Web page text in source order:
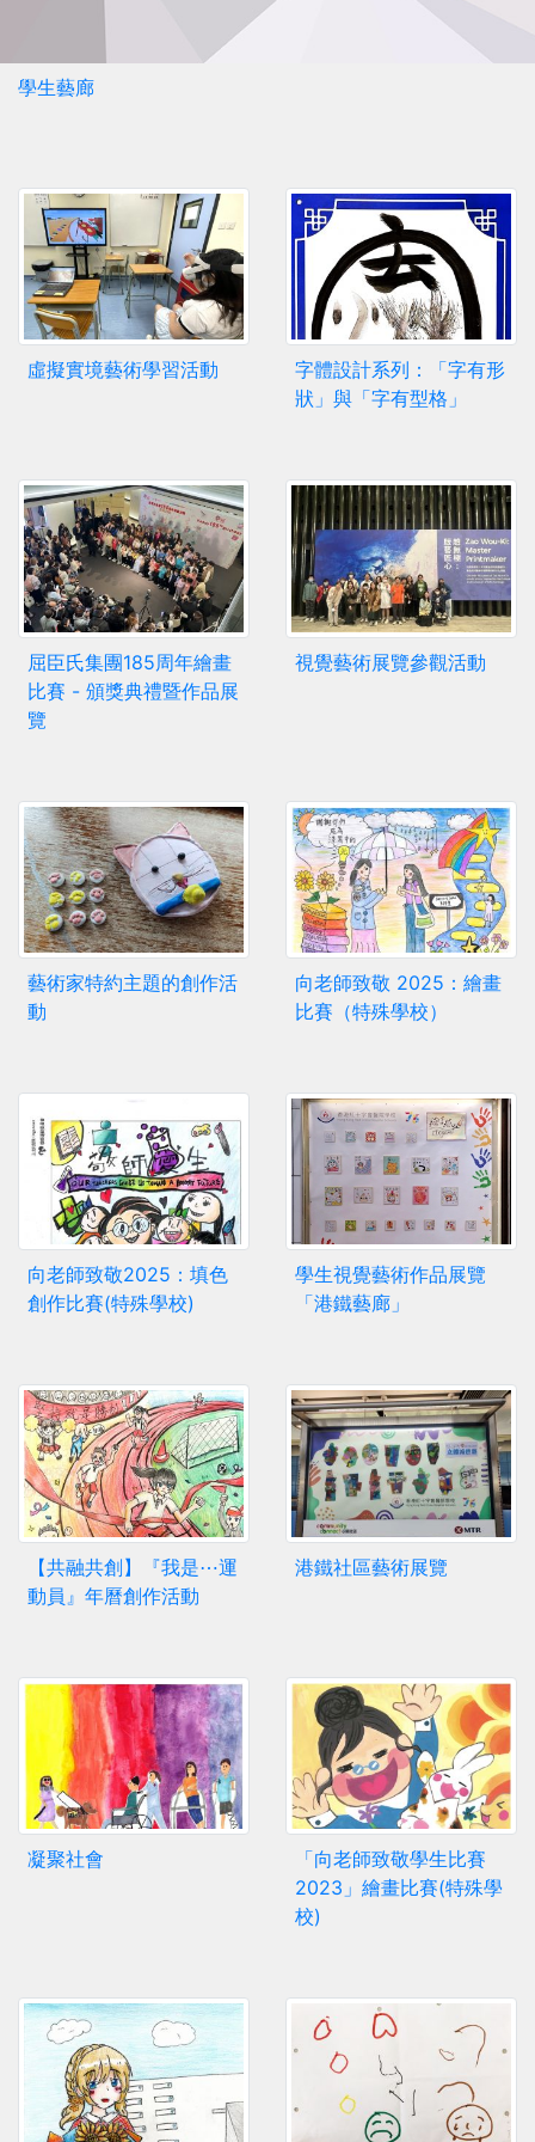
學生藝廊
虛擬實境藝術學習活動
字體設計系列：「字有形
狀」與「字有型格」
屈臣氏集團185周年繪畫
比賽 - 頒獎典禮暨作品展
覽
視覺藝術展覽參觀活動
藝術家特約主題的創作活
動
向老師致敬 2025：繪畫
比賽（特殊學校）
向老師致敬2025：填色
創作比賽(特殊學校)
學生視覺藝術作品展覽
「港鐵藝廊」
【共融共創】『我是⋯運
動員』年曆創作活動
港鐵社區藝術展覽
凝聚社會
「向老師致敬學生比賽
2023」繪畫比賽(特殊學
校)